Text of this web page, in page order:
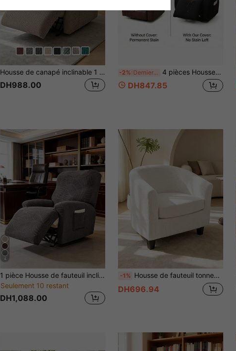
Housse de canapé inclinable 1 place, ensemble de 4 pièces, housse de fauteuil inclinable, housse de protection pour fauteuil inclinable, protecteur de meubles
DH988.00
-2% Derniers 2 jours 4 pièces Housses de canapé relax extensibles, housses de canapé 1/2/3 places molles, housses de canapé relax élastiques, housses de canapé relax 1 place, housses de canapé élastiques
DH847.85
4
1 pièce Housse de fauteuil inclinable imperméable avec poche, housse de fauteuil inclinable simple, housse de canapé relax Lazyboy
Seulement 10 restant
DH1,088.00
-1% Housse de fauteuil tonneau adaptée aux animaux de compagnie, conception élastique fendue antidérapante avec coussin amovible, protecteur de meuble résistant aux plis et lavable
DH696.94